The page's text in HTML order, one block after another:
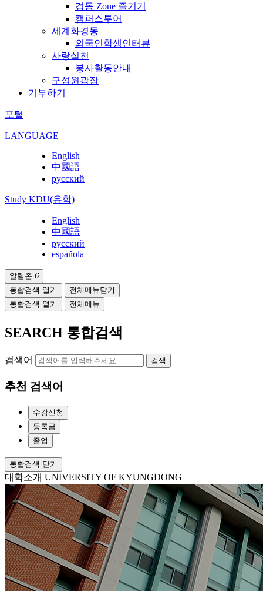
경동 Zone 즐기기
캠퍼스투어
세계화경동
외국인학생인터뷰
사랑실천
봉사활동안내
구성원광장
기부하기
포털
LANGUAGE
English
中國語
русский
Study KDU(유학)
English
中國語
русский
española
알림존 6
통합검색 열기
전체메뉴닫기
통합검색 열기
전체메뉴
SEARCH 통합검색
검색어 검색
추천 검색어
수강신청
등록금
졸업
통합검색 닫기
대학소개 UNIVERSITY OF KYUNGDONG